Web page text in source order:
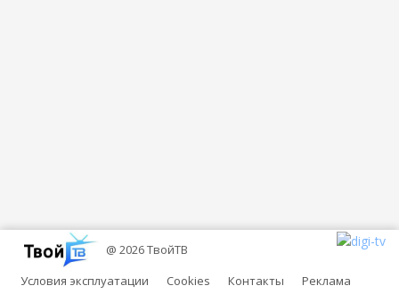
@ 2026 ТвойТВ
Условия эксплуатации
Cookies Контакты Реклама